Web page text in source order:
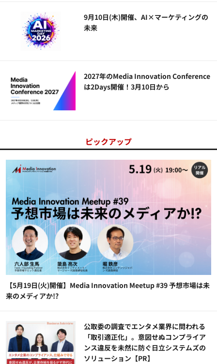
9月10日(木)開催、AI×マーケティングの
未来
2027年のMedia Innovation Conference
は2Days開催！3月10日から
ピックアップ
【5月19日(火)開催】Media Innovation Meetup #39 予想市場は未
来のメディアか!?
公​​取委の調査でエンタメ業界に問われる
「取引適正化」。意図せぬコンプライア
ンス違反を未然に防ぐ日立システムズの
ソリューション​【PR】